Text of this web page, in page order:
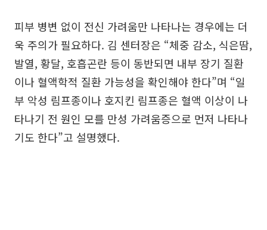
피부 병변 없이 전신 가려움만 나타나는 경우에는 더
욱 주의가 필요하다. 김 센터장은 “체중 감소, 식은땀,
발열, 황달, 호흡곤란 등이 동반되면 내부 장기 질환
이나 혈액학적 질환 가능성을 확인해야 한다”며 “일
부 악성 림프종이나 호지킨 림프종은 혈액 이상이 나
타나기 전 원인 모를 만성 가려움증으로 먼저 나타나
기도 한다”고 설명했다.